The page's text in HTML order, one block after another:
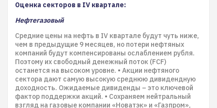
Оценка секторов в IV квартале:
Нефтегазовый
Средние цены на нефть в IV квартале будут чуть ниже,
чем в предыдущие 9 месяцев, но потери нефтяных
компаний будут компенсированы ослаблением рубля.
Поэтому их свободный денежный поток (FCF)
останется на высоком уровне. • Акции нефтяного
сектора дают самую высокую среднюю дивидендную
доходность. Ожидаемые дивиденды – это ключевой
фактор поддержки акций. • Сохраняем нейтральный
взгляд на газовые компании «Новатэк» и «Газпром»,